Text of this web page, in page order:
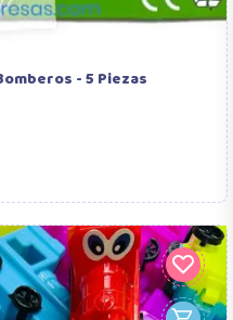
- 5 Piezas